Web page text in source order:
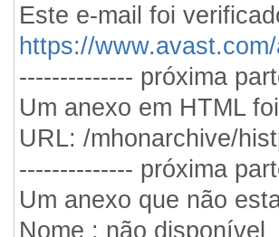
Este e-mail foi
https://
-------------- próxima
Um anexo em HTML
URL: /mhonarchive/
-------------- próxima
Um anexo que não
Nome : não disponível